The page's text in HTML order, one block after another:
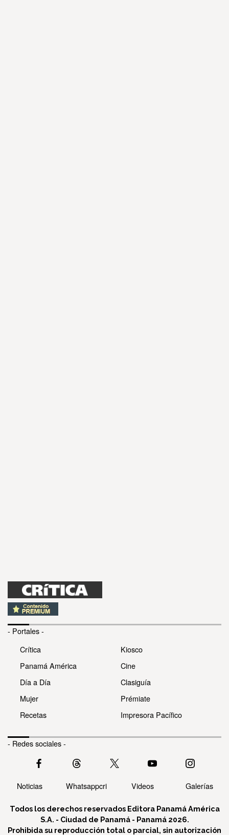
- Portales -
Crítica
Panamá América
Día a Día
Mujer
Recetas
Kiosco
Cine
Clasiguía
Prémiate
Impresora Pacífico
- Redes sociales -
Noticias Whatsappcri Videos Galerías
Todos los derechos reservados Editora Panamá América
S.A. - Ciudad de Panamá - Panamá 2026.
Prohibida su reproducción total o parcial, sin autorización